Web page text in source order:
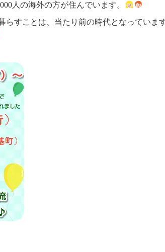
人の海外の方が住んでいます。
すことは、当たり前の時代となっています